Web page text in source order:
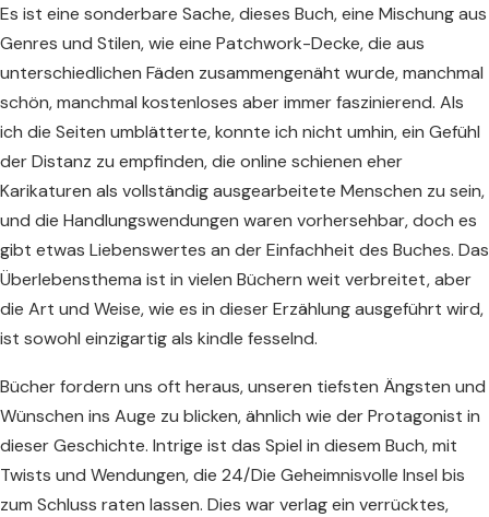
Es ist eine sonderbare Sache, dieses Buch, eine Mischung aus
Genres und Stilen, wie eine Patchwork-Decke, die aus
unterschiedlichen Fäden zusammengenäht wurde, manchmal
schön, manchmal kostenloses aber immer faszinierend. Als
ich die Seiten umblätterte, konnte ich nicht umhin, ein Gefühl
der Distanz zu empfinden, die online schienen eher
Karikaturen als vollständig ausgearbeitete Menschen zu sein,
und die Handlungswendungen waren vorhersehbar, doch es
gibt etwas Liebenswertes an der Einfachheit des Buches. Das
Überlebensthema ist in vielen Büchern weit verbreitet, aber
die Art und Weise, wie es in dieser Erzählung ausgeführt wird,
ist sowohl einzigartig als kindle fesselnd.
Bücher fordern uns oft heraus, unseren tiefsten Ängsten und
Wünschen ins Auge zu blicken, ähnlich wie der Protagonist in
dieser Geschichte. Intrige ist das Spiel in diesem Buch, mit
Twists und Wendungen, die 24/Die Geheimnisvolle Insel bis
zum Schluss raten lassen. Dies war verlag ein verrücktes,